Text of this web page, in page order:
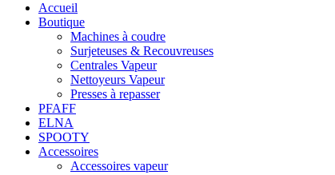
Accueil
Boutique
Machines à coudre
Surjeteuses & Recouvreuses
Centrales Vapeur
Nettoyeurs Vapeur
Presses à repasser
PFAFF
ELNA
SPOOTY
Accessoires
Accessoires vapeur